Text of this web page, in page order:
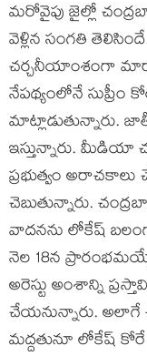
మరోవైపు జైల్లో
వెళ్లిన సంగతి
చర్చనీయాంశంగా
నేపథ్యంలోనే
మాట్లాడుతున్నారు.
ఇస్తున్నారు. మీడియా
ప్రభుత్వం
చెబుతున్నారు.
వాదనను లోకేష్
నెల 18న
అరెస్టు అంశాన్ని
చేయనున్నారు.
మద్దతునూ లోకేష్